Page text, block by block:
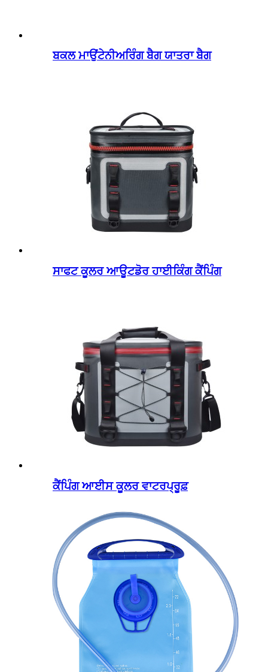
ਬਕਲ ਮਾਉਂਟੇਨੀਅਰਿੰਗ ਬੈਗ ਯਾਤਰਾ ਬੈਗ
ਸਾਫਟ ਕੂਲਰ ਆਊਟਡੋਰ ਹਾਈਕਿੰਗ ਕੈਂਪਿੰਗ
ਕੈਂਪਿੰਗ ਆਈਸ ਕੂਲਰ ਵਾਟਰਪ੍ਰੂਫ਼